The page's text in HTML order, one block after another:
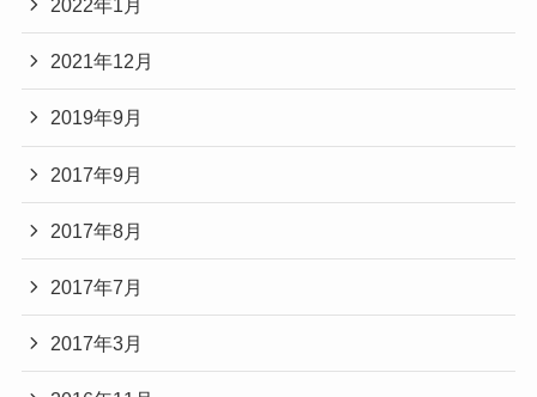
2022年1月
2021年12月
2019年9月
2017年9月
2017年8月
2017年7月
2017年3月